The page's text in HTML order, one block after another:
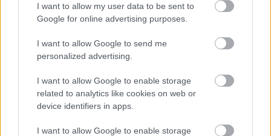
I want to allow my user data to be sent to
Google for online advertising purposes.
I want to allow Google to send me
personalized advertising.
I want to allow Google to enable storage
related to analytics like cookies on web or
device identifiers in apps.
I want to allow Google to enable storage